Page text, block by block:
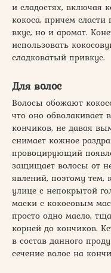
и сладостях, включая
кокоса, причем
вкус, но и аромат.
использовать
сладковатый привкус.
Для волос
Волосы обожают
что оно
кончиков, не давая
снимает кожное
провоцирующий
защищает волосы от
явлений, поэтому тем,
улице с непокрытой
маски с кокосовым
просто одно масло,
корней до кончиков.
в состав данного
сечение волос на